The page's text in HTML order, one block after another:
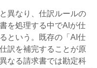
異なり、仕訳ルールの
を処理する中でAIが仕
という。既存の「AI仕
訳を補完することが原
なる請求書では勘定科